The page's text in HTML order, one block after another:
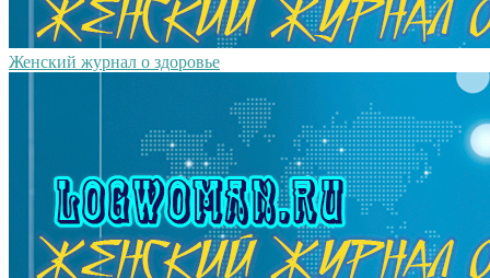
Женский журнал о здоровье